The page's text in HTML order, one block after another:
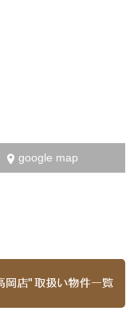
google map